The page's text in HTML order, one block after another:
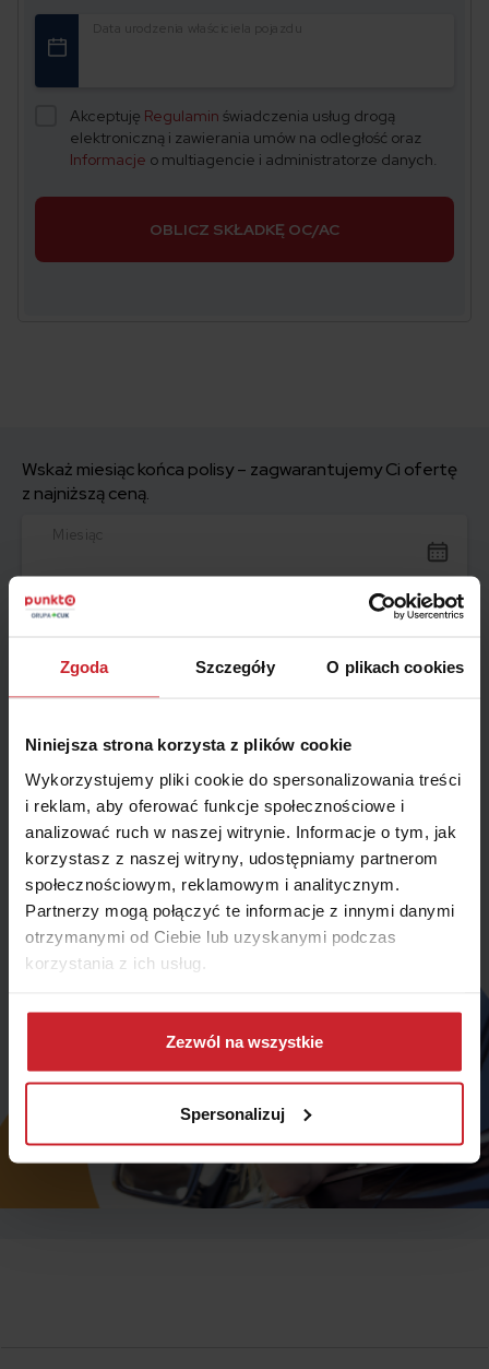
Zgoda Szczegóły O plikach cookies
Niniejsza strona korzysta z plików cookie
Wykorzystujemy pliki cookie do spersonalizowania treści
i reklam, aby oferować funkcje społecznościowe i
analizować ruch w naszej witrynie. Informacje o tym, jak
korzystasz z naszej witryny, udostępniamy partnerom
społecznościowym, reklamowym i analitycznym.
Partnerzy mogą połączyć te informacje z innymi danymi
otrzymanymi od Ciebie lub uzyskanymi podczas
korzystania z ich usług.
Dowiedz się więcej na temat tego, kim jesteśmy, jak
można się z nami skontaktować i w jaki sposób
przetwarzamy dane osobowe w ramachPolityki
Zezwól na wszystkie
Spersonalizuj
Data urodzenia właściciela pojazdu
Akceptuję Regulamin świadczenia usług drogą
elektroniczną i zawierania umów na odległość oraz
Informacje o multiagencie i administratorze danych.
OBLICZ SKŁADKĘ OC/AC
Wskaż miesiąc końca polisy – zagwarantujemy Ci ofertę
z najniższą ceną.
Miesiąc
Jak możemy się z Tobą skontaktować?
Telefon
Zamów kontakt